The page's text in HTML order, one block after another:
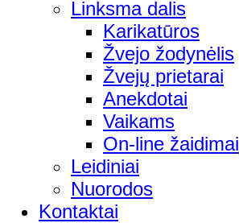
Linksma dalis
Karikatūros
Žvejo žodynėlis
Žvejų prietarai
Anekdotai
Vaikams
On-line žaidimai
Leidiniai
Nuorodos
Kontaktai